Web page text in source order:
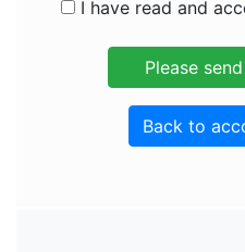
I have read and
Back to